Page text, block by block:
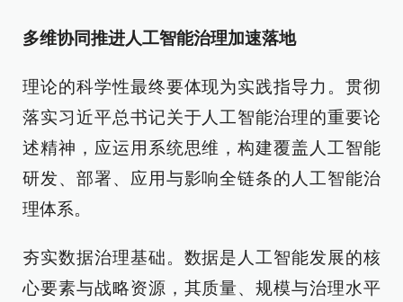
多维协同推进人工智能治理加速落地
理论的科学性最终要体现为实践指导力。贯彻
落实习近平总书记关于人工智能治理的重要论
述精神，应运用系统思维，构建覆盖人工智能
研发、部署、应用与影响全链条的人工智能治
理体系。
夯实数据治理基础。数据是人工智能发展的核
心要素与战略资源，其质量、规模与治理水平